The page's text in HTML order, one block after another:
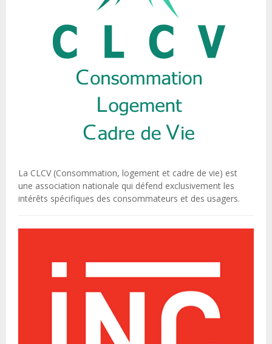
La CLCV (Consommation, logement et cadre de vie) est
une association nationale qui défend exclusivement les
intérêts spécifiques des consommateurs et des usagers.